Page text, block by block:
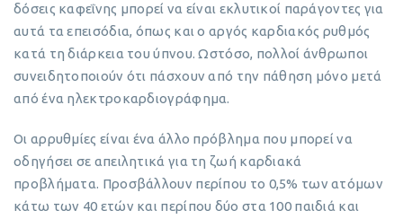
δόσεις καφεΐνης μπορεί να είναι εκλυτικοί παράγοντες για
αυτά τα επεισόδια, όπως και ο αργός καρδιακός ρυθμός
κατά τη διάρκεια του ύπνου. Ωστόσο, πολλοί άνθρωποι
συνειδητοποιούν ότι πάσχουν από την πάθηση μόνο μετά
από ένα ηλεκτροκαρδιογράφημα.
Οι αρρυθμίες είναι ένα άλλο πρόβλημα που μπορεί να
οδηγήσει σε απειλητικά για τη ζωή καρδιακά
προβλήματα. Προσβάλλουν περίπου το 0,5% των ατόμων
κάτω των 40 ετών και περίπου δύο στα 100 παιδιά και